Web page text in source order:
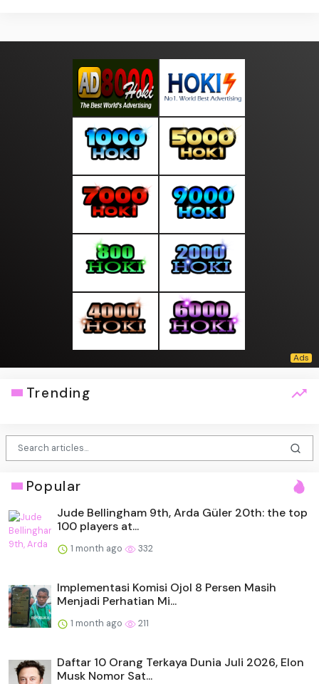
Trending
Popular
Jude Bellingham 9th, Arda Güler 20th: the top
100 players at...
1 month ago 332
Implementasi Komisi Ojol 8 Persen Masih
Menjadi Perhatian Mi...
1 month ago 211
Daftar 10 Orang Terkaya Dunia Juli 2026, Elon
Musk Nomor Sat...